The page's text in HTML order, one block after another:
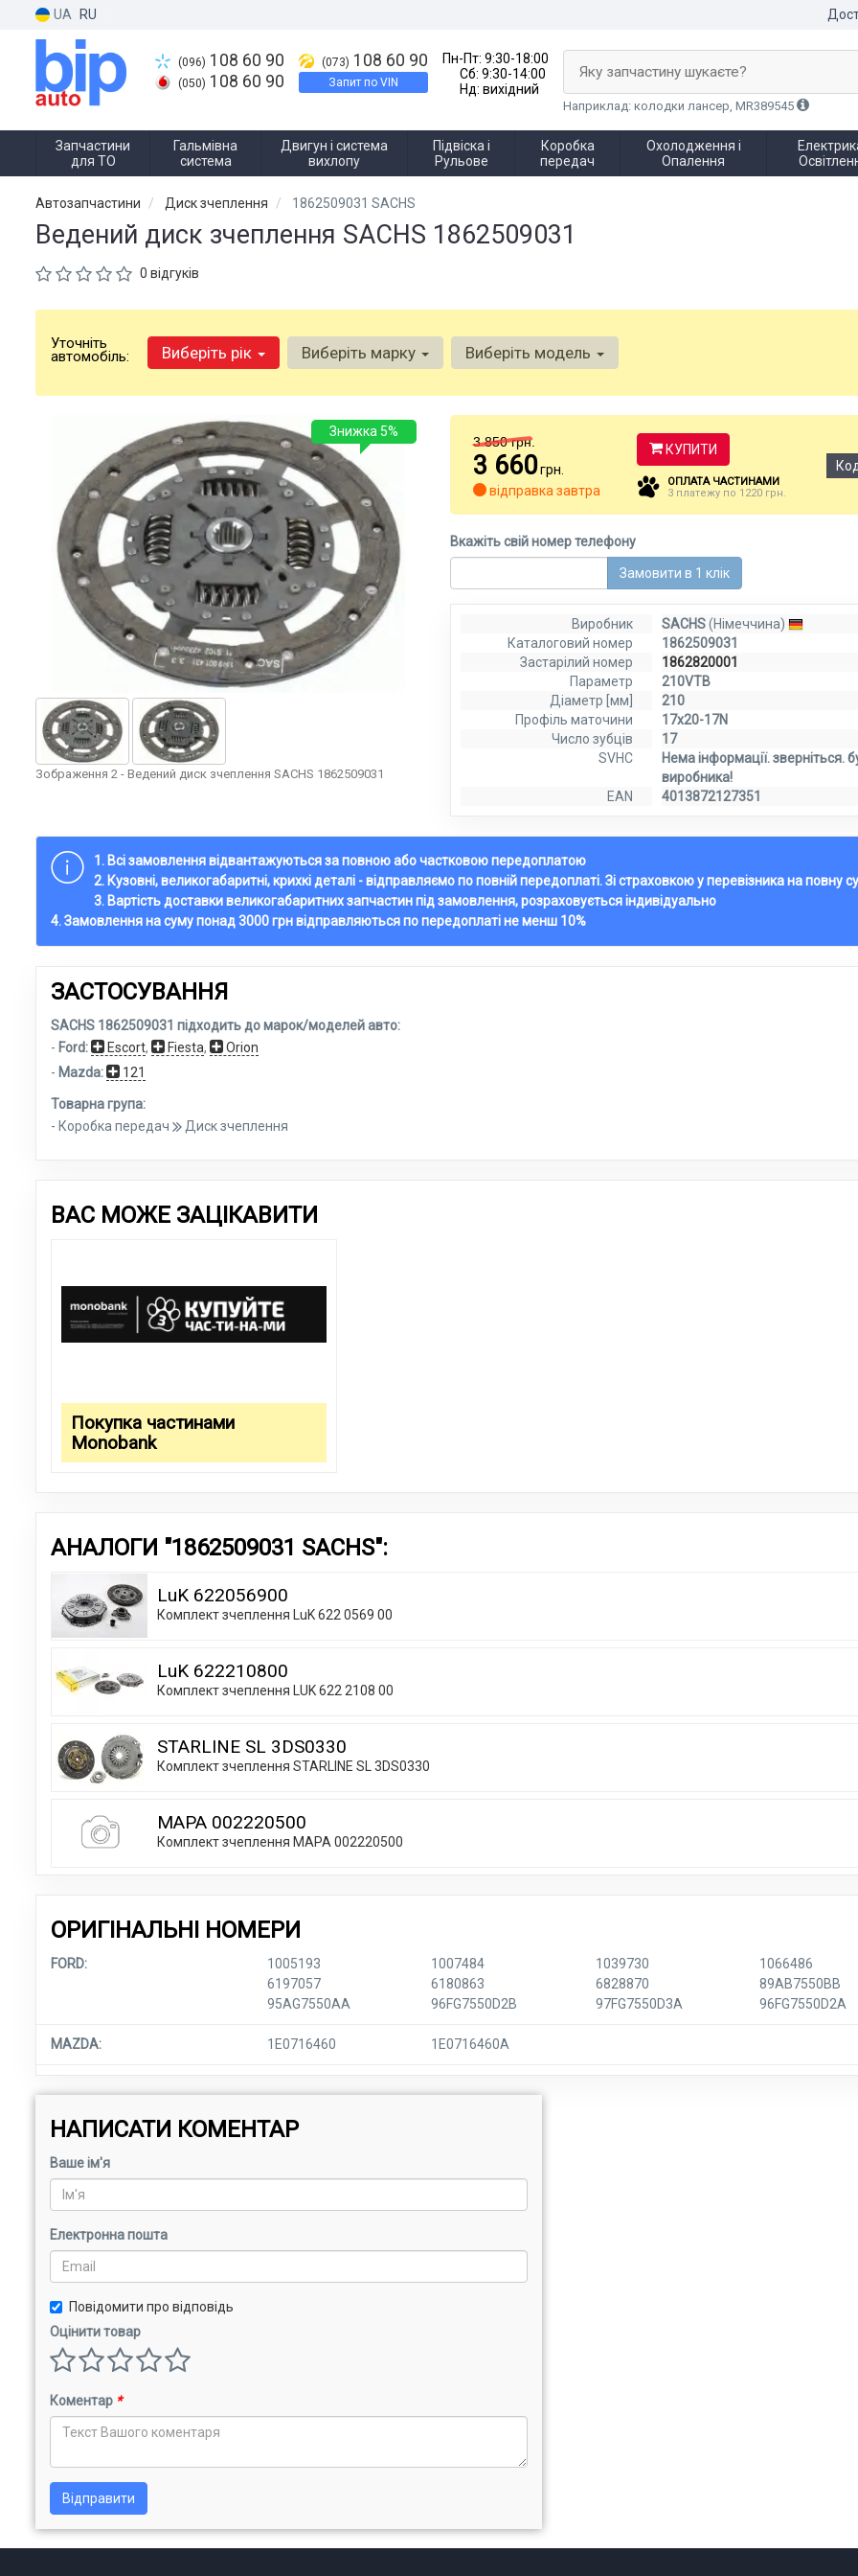
UA RU
(096) 108 60 90
(050) 108 60 90
(073) 108 60 90
Запит по VIN
Пн-Пт: 9:30-18:00
Сб: 9:30-14:00
Нд: вихідний
Яку запчастину шукаєте?
Наприклад: колодки лансер, MR389545
Запчастини
для ТО
Гальмівна
система
Двигун і система
вихлопу
Підвіска і
Рульове
Коробка
передач
Охолодження і
Опалення
Автозапчастини Диск зчеплення 1862509031 SACHS
Ведений диск зчеплення SACHS 1862509031
0 відгуків
Уточніть
автомобіль: Виберіть рік Виберіть марку Виберіть модель
Знижка 5%
Зображення 2 - Ведений диск зчеплення SACHS 1862509031
3 850 грн.
3 660грн.
відправка завтра
КУПИТИ
ОПЛАТА ЧАСТИНАМИ
3 платежу по 1220 грн.
Вкажіть свій номер телефону
Замовити в 1 клік
Виробник SACHS(Німеччина)
Каталоговий номер
1862509031
Застарілий номер
1862820001
Параметр
210VTB
Діаметр [мм]
210
Профіль маточини
17x20-17N
Число зубців
17
SVHC
Нема інформації. зверніться.
виробника!
EAN
4013872127351
1. Всі замовлення відвантажуються за повною або частковою передоплатою
2. Кузовні, великогабаритні, крихкі деталі - відправляємо по повній передоплаті. Зі страховкою у перевізника на повну
3. Вартість доставки великогабаритних запчастин під замовлення, розраховується індивідуально
4. Замовлення на суму понад 3000 грн відправляються по передоплаті не менш 10%
ЗАСТОСУВАННЯ
SACHS 1862509031 підходить до марок/моделей авто:
- Ford: Escort, Fiesta,
Orion
- Mazda: 121
Товарна група:
- Коробка передач
Диск зчеплення
ВАС МОЖЕ ЗАЦІКАВИТИ
Покупка частинами
Monobank
АНАЛОГИ "1862509031 SACHS":
LuK 622056900
Комплект зчеплення LuK 622 0569 00
LuK 622210800
Комплект зчеплення LUK 622 2108 00
STARLINE SL 3DS0330
Комплект зчеплення STARLINE SL 3DS0330
MAPA 002220500
Комплект зчеплення MAPA 002220500
ОРИГІНАЛЬНІ НОМЕРИ
FORD: 1005193 1007484 1039730
1066486
6197057
6180863 6828870
89AB7550BB
95AG7550AA
96FG7550D2B 97FG7550D3A 96FG7550D2A
MAZDA: 1E0716460 1E0716460A
НАПИСАТИ КОМЕНТАР
Ваше ім'я
Електронна пошта
Повідомити про відповідь
Оцінити товар
Коментар *
Відправити